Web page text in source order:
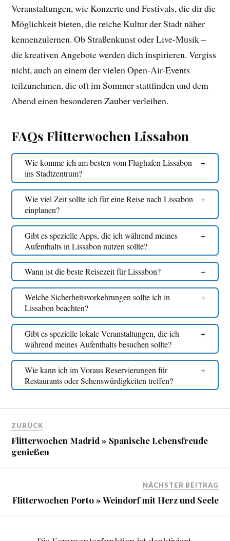
Veranstaltungen, wie Konzerte und Festivals, die dir die
Möglichkeit bieten, die reiche Kultur der Stadt näher
kennenzulernen. Ob Straßenkunst oder Live-Musik –
die kreativen Angebote werden dich inspirieren. Vergiss
nicht, auch an einem der vielen Open-Air-Events
teilzunehmen, die oft im Sommer stattfinden und dem
Abend einen besonderen Zauber verleihen.
FAQs Flitterwochen Lissabon
Wie komme ich am besten vom Flughafen Lissabon
ins Stadtzentrum?
Wie viel Zeit sollte ich für eine Reise nach Lissabon
einplanen?
Gibt es spezielle Apps, die ich während meines
Aufenthalts in Lissabon nutzen sollte?
Wann ist die beste Reisezeit für Lissabon?
Welche Sicherheitsvorkehrungen sollte ich in
Lissabon beachten?
Gibt es spezielle lokale Veranstaltungen, die ich
während meines Aufenthalts besuchen sollte?
Wie kann ich im Voraus Reservierungen für
Restaurants oder Sehenswürdigkeiten treffen?
ZURÜCK
Flitterwochen Madrid » Spanische Lebensfreude
genießen
NÄCHSTER BEITRAG
Flitterwochen Porto » Weindorf mit Herz und Seele